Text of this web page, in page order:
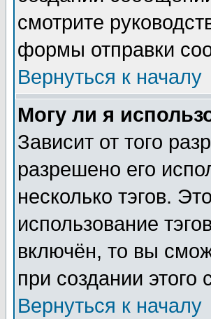
смотрите
формы отправки
Вернуться к началу
Могу ли я
Зависит от того
разрешено его
несколько тэгов.
использование
включён, то вы
при создании
Вернуться к началу